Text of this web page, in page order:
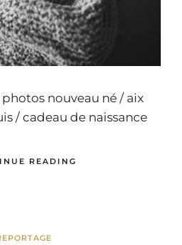
nouveau né / aix
/ cadeau de naissance
READING